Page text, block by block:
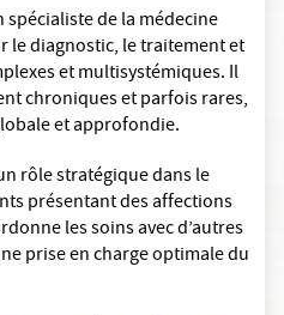
de la médecine
le diagnostic, le traitement et
et multisystémiques. Il
chroniques et parfois rares,
et approfondie.
rôle stratégique dans le
présentant des affections
les soins avec d’autres
prise en charge optimale du